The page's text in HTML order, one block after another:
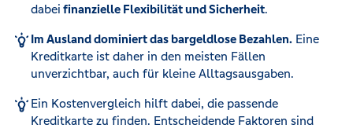
dabei finanzielle Flexibilität und Sicherheit.
Im Ausland dominiert das bargeldlose Bezahlen.Eine
Kreditkarte ist daher in den meisten Fällen
unverzichtbar, auch für kleine Alltagsausgaben.
Ein Kostenvergleich hilft dabei, die passende
Kreditkarte zu finden. Entscheidende Faktoren sind